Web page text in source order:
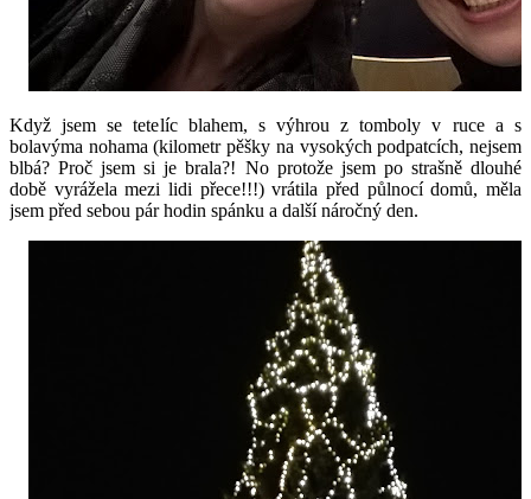
Když jsem se tetelíc blahem, s výhrou z tomboly v ruce a s
bolavýma nohama (kilometr pěšky na vysokých podpatcích, nejsem
blbá? Proč jsem si je brala?! No protože jsem po strašně dlouhé
době vyrážela mezi lidi přece!!!) vrátila před půlnocí domů, měla
jsem před sebou pár hodin spánku a další náročný den.